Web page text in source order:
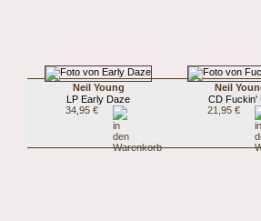
Neil Young
LP Early Daze
34,95 €
Neil
CD Fuckin'
21,95 €